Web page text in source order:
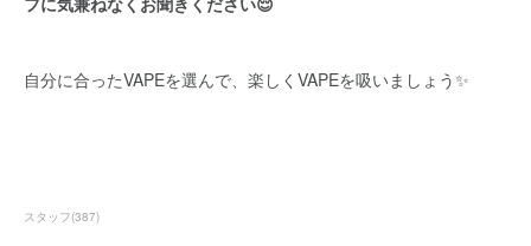
自分に合ったVAPEを選んで、楽しくVAPEを吸いましょう✨
スタッフ(387)